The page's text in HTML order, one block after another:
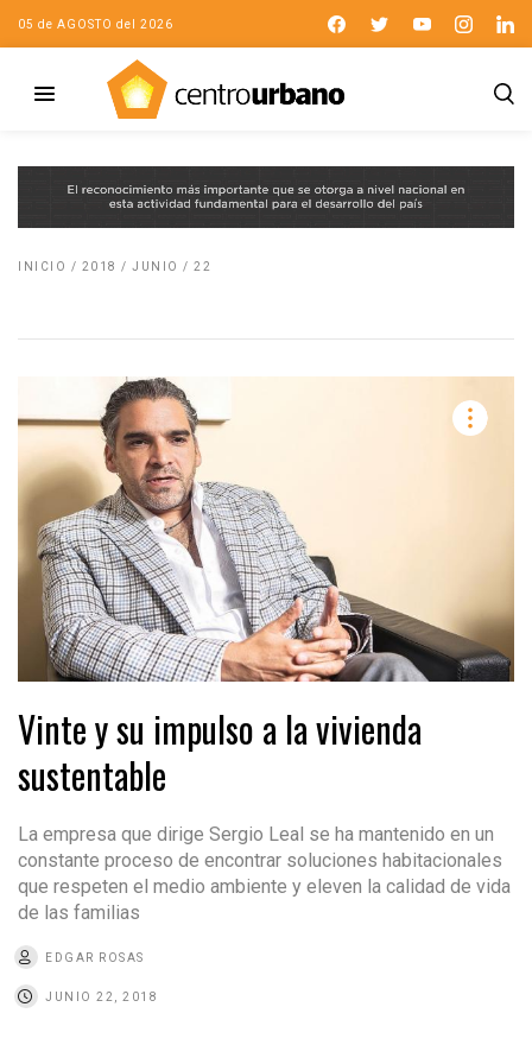
05 de AGOSTO del 2026
INICIO / 2018 / JUNIO / 22
Vinte y su impulso a la vivienda
sustentable
La empresa que dirige Sergio Leal se ha mantenido en un
constante proceso de encontrar soluciones habitacionales
que respeten el medio ambiente y eleven la calidad de vida
de las familias
EDGAR ROSAS
JUNIO 22, 2018